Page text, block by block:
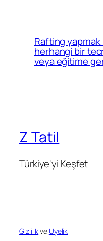
Rafting yapmak
herhangi bir
veya eğitime
Z Tatil
Türkiye'yi Keşfet
Gizlilikve Uyelik